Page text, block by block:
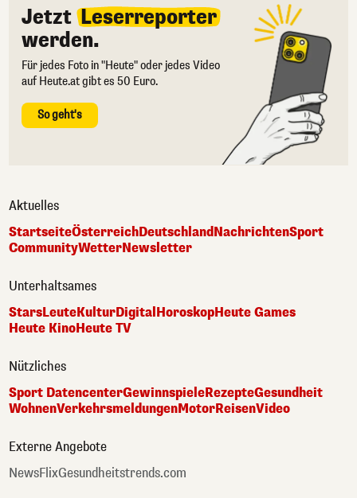
Jetzt Leserreporter
werden.
Für jedes Foto in "Heute" oder jedes Video
auf Heute.at gibt es 50 Euro.
So geht's
Aktuelles
StartseiteÖsterreichDeutschlandNachrichtenSport
CommunityWetterNewsletter
Unterhaltsames
StarsLeuteKulturDigital HoroskopHeute Games
Heute KinoHeute TV
Nützliches
Sport DatencenterGewinnspieleRezepteGesundheit
WohnenVerkehrsmeldungenMotorReisenVideo
Externe Angebote
NewsFlixGesundheitstrends.com